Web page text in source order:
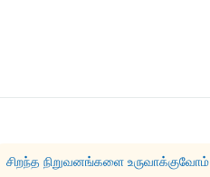
சிறந்த நிறுவனங்களை உருவாக்குவோம்